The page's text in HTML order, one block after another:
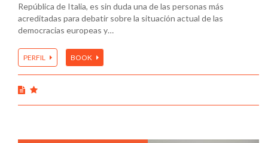
República de Italia, es sin duda una de las personas más
acreditadas para debatir sobre la situación actual de las
democracias europeas y…
PERFIL BOOK